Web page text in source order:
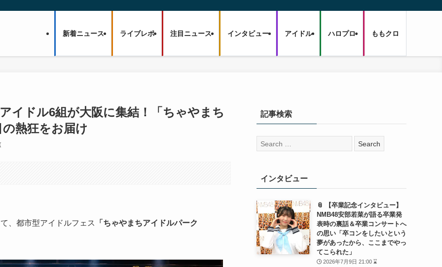
新着ニュース ライブレポ 注目ニュース インタビュー アイドル ハロプロ ももクロ
イドル6組が大阪に集結！「ちゃやまち
熱狂をお届け
、都市型アイドルフェス 「ちゃやまちアイドルパーク
記事検索
検
索:
インタビュー
📎 【卒業記念インタビュー】
NMB48安部若菜が語る卒業発
表時の裏話＆卒業コンサートへ
の思い「卒コンをしたいという
夢があったから、ここまでやっ
てこられた」
2026年7月9日 21:00 ⌛